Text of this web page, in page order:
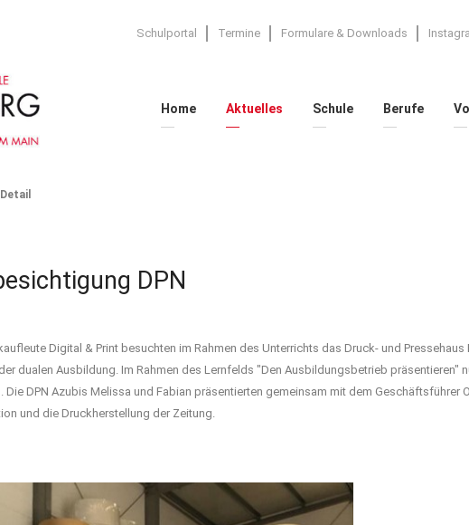
Schulportal Termine Formulare & Downloads
Home Aktuelles Schule Berufe
Detail
DPN
Digital & Print besuchten im Rahmen des Unterrichts das Druck- und Pressehaus
dualen Ausbildung. Im Rahmen des Lernfelds "Den Ausbildungsbetrieb präsentieren"
DPN Azubis Melissa und Fabian präsentierten gemeinsam mit dem Geschäftsführer
und die Druckherstellung der Zeitung.